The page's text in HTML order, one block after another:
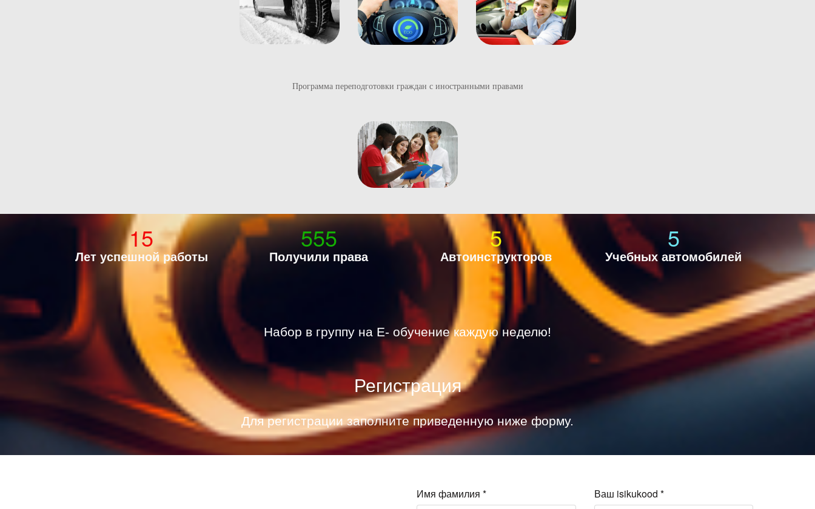
Программа переподготовки граждан с иностранными правами
15
Лет успешной работы
555
Получили права
5
Автоинструкторов
5
Учебных автомобилей
Набор в группу на E- обучение каждую неделю!
Регистрация
Для регистрации заполните приведенную ниже форму.
Имя фамилия * Ваш isikukood *